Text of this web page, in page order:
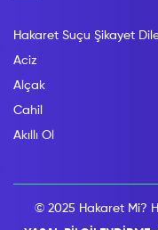
Hakaret Suçu Şikayet
Aciz
Alçak
Cahil
Akıllı Ol
© 2025 Hakaret Mi?